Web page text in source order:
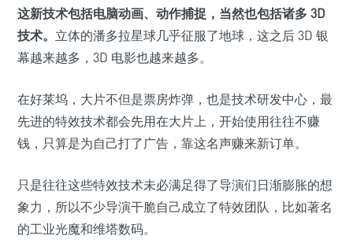
这新技术包括电脑动画、动作捕捉，当然也包括诸多 3D
技术。 立体的潘多拉星球几乎征服了地球，这之后 3D 银
幕越来越多，3D 电影也越来越多。
在好莱坞，大片不但是票房炸弹，也是技术研发中心，最
先进的特效技术都会先用在大片上，开始使用往往不赚
钱，只算是为自己打了广告，靠这名声赚来新订单。
只是往往这些特效技术未必满足得了导演们日渐膨胀的想
象力，所以不少导演干脆自己成立了特效团队，比如著名
的工业光魔和维塔数码。